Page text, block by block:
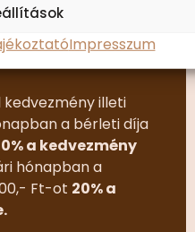
Impresszum
illeti
a bérleti díja
a kedvezmény
hónapban a
Ft-ot 20% a